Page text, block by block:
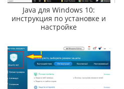
Java для Windows 10:
инструкция по установке и
настройке